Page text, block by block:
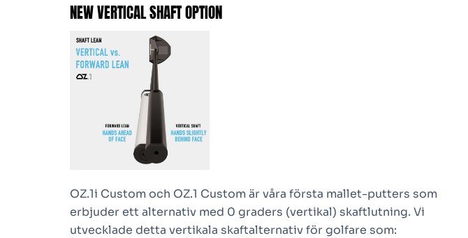
NEW VERTICAL SHAFT OPTION
OZ.1i Custom och OZ.1 Custom är våra första mallet-putters som
erbjuder ett alternativ med 0 graders (vertikal) skaftlutning. Vi
utvecklade detta vertikala skaftalternativ för golfare som: